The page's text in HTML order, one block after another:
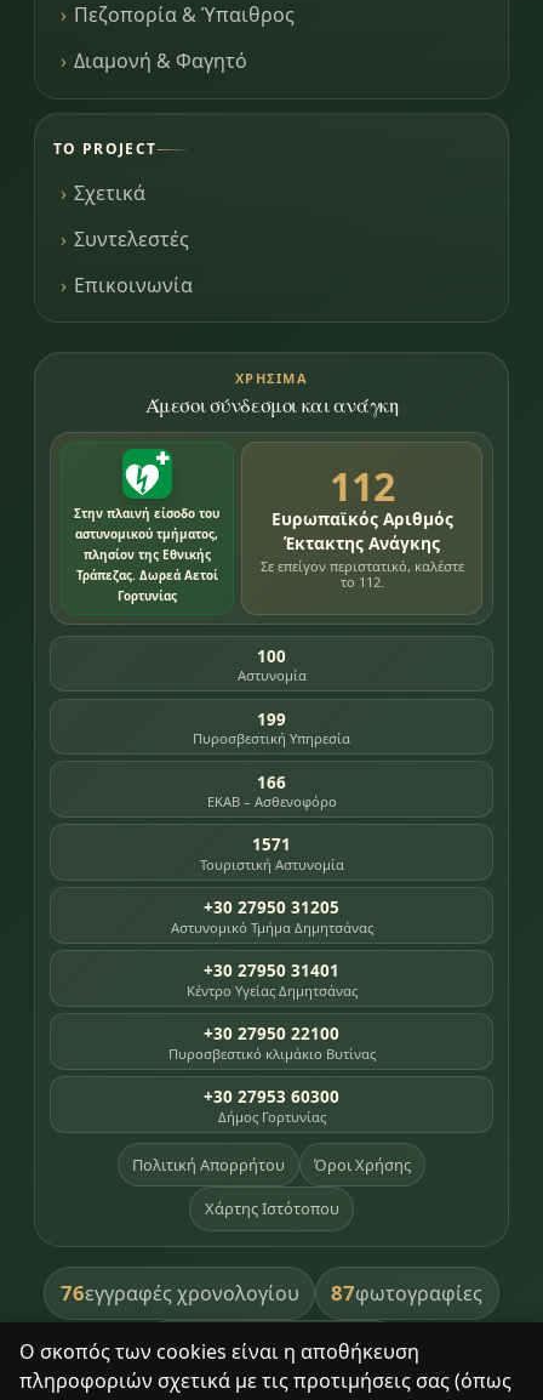
Ο σκοπός των cookies είναι η αποθήκευση
πληροφοριών σχετικά με τις προτιμήσεις σας (όπως
Πεζοπορία & Ύπαιθρος
Διαμονή & Φαγητό
ΤΟ PROJECT
Σχετικά
Συντελεστές
Επικοινωνία
ΧΡΉΣΙΜΑ
Άμεσοι σύνδεσμοι και ανάγκη
Στην πλαινή είσοδο του
αστυνομικού τμήματος,
πλησίον της Εθνικής
Τράπεζας. Δωρεά Αετοί
Γορτυνίας
112
Ευρωπαϊκός Αριθμός
Έκτακτης Ανάγκης
Σε επείγον περιστατικό, καλέστε
το 112.
100
Αστυνομία
199
Πυροσβεστική Υπηρεσία
166
ΕΚΑΒ – Ασθενοφόρο
1571
Τουριστική Αστυνομία
+30 27950 31205
Αστυνομικό Τμήμα Δημητσάνας
+30 27950 31401
Κέντρο Υγείας Δημητσάνας
+30 27950 22100
Πυροσβεστικό κλιμάκιο Βυτίνας
+30 27953 60300
Δήμος Γορτυνίας
Πολιτική Απορρήτου Όροι Χρήσης
Χάρτης Ιστότοπου
76εγγραφές χρονολογίου 87φωτογραφίες
391βιβλία βιβλιοθήκης